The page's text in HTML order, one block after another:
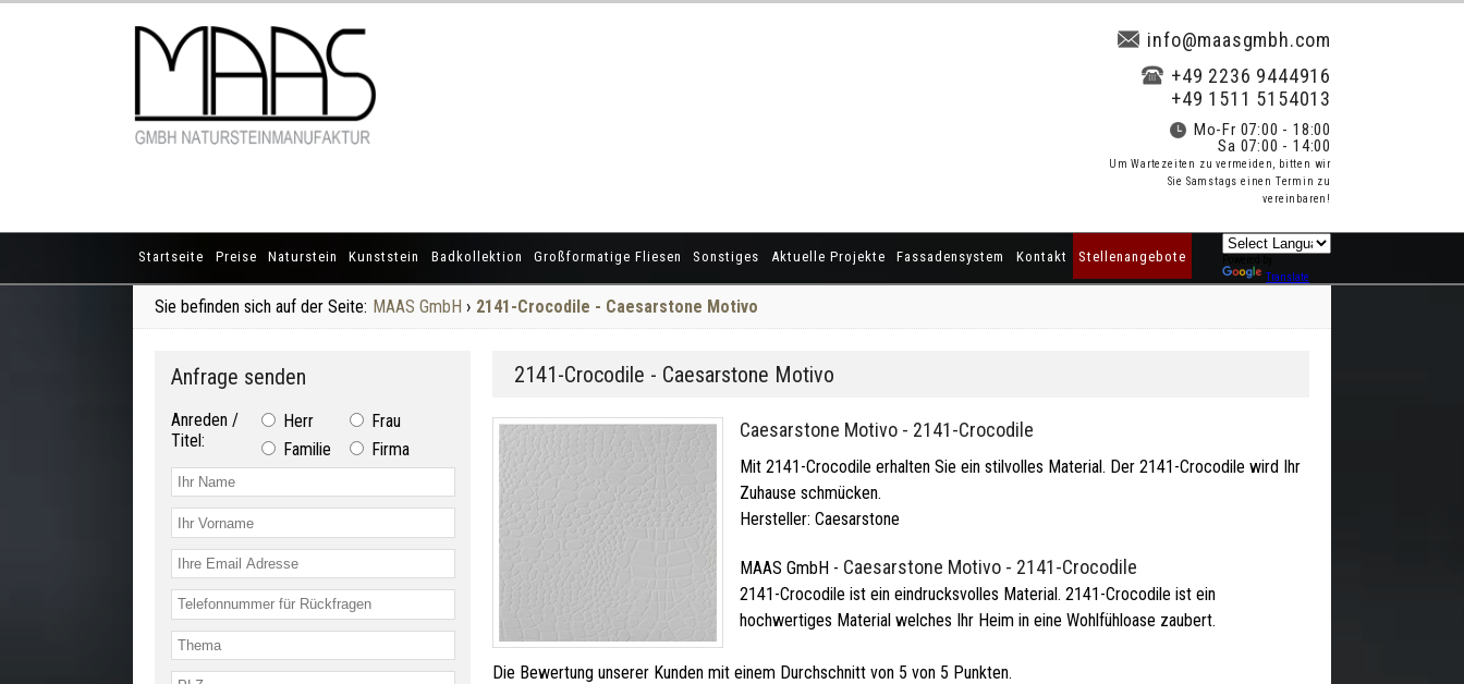
info@maasgmbh.com
+49 2236 9444916
+49 1511 5154013
Mo-Fr 07:00 - 18:00
Sa 07:00 - 14:00
Um Wartezeiten zu vermeiden, bitten wir
Sie Samstags einen Termin zu
vereinbaren!
Startseite Preise Naturstein Kunststein Badkollektion Großformatige Fliesen Sonstiges Aktuelle Projekte Fassadensystem Kontakt Stellenangebote
Translate
Sie befinden sich auf der Seite: MAAS GmbH › 2141-Crocodile - Caesarstone Motivo
2141-Crocodile - Caesarstone Motivo
Caesarstone Motivo - 2141-Crocodile
Mit 2141-Crocodile erhalten Sie ein stilvolles Material. Der 2141-Crocodile wird Ihr
Zuhause schmücken.
Hersteller: Caesarstone
MAAS GmbH - Caesarstone Motivo - 2141-Crocodile
2141-Crocodile ist ein eindrucksvolles Material. 2141-Crocodile ist ein
hochwertiges Material welches Ihr Heim in eine Wohlfühloase zaubert.
Die Bewertung unserer Kunden mit einem Durchschnitt von 5 von 5 Punkten.
Anfrage senden
Anreden /
Titel:
Herr
Frau
Familie
Firma